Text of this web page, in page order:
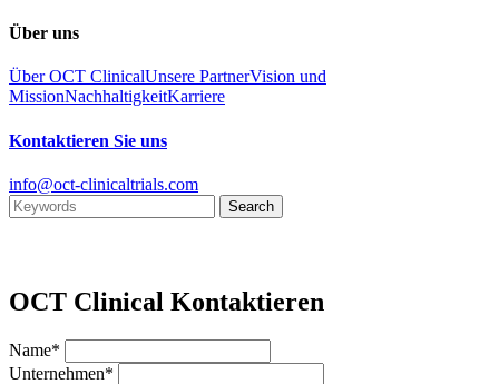
Über uns
Über OCT ClinicalUnsere PartnerVision und
MissionNachhaltigkeitKarriere
Kontaktieren Sie uns
info@oct-clinicaltrials.com
OCT Clinical Kontaktieren
Name*
Unternehmen*